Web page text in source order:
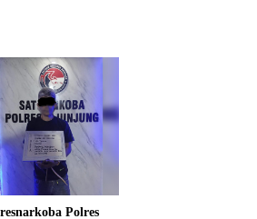
Polres